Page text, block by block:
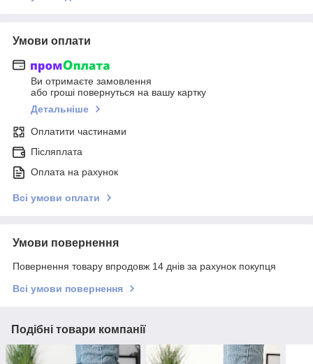
Умови оплати
Ви отримаєте замовлення
або гроші повернуться на вашу картку
Детальніше
Оплатити частинами
Післяплата
Оплата на рахунок
Всі умови оплати
Умови повернення
Повернення товару впродовж 14 днів за рахунок покупця
Всі умови повернення
Подібні товари компанії